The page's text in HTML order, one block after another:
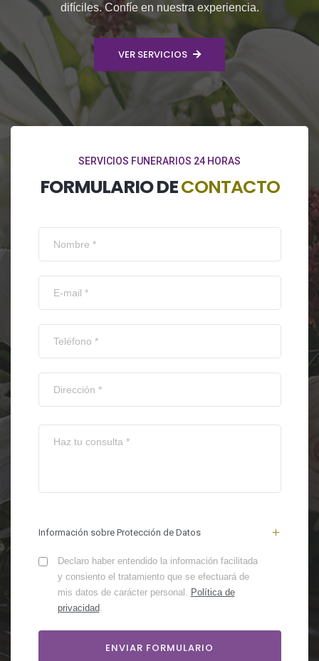
difíciles. Confíe en nuestra experiencia.
VER SERVICIOS
SERVICIOS FUNERARIOS 24 HORAS
FORMULARIO DECONTACTO
Información sobre Protección de Datos
Declaro haber entendido la información facilitada
y consiento el tratamiento que se efectuará de
mis datos de carácter personal. Política de
privacidad.